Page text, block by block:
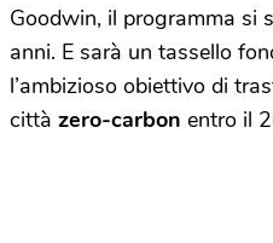
Goodwin, il programma si
anni. E sarà un tassello
l’ambizioso obiettivo di
città zero-carbon entro il